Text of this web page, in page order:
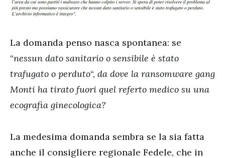
La domanda penso nasca spontanea: se
“nessun dato sanitario o sensibile è stato
trafugato o perduto“, da dove la ransomware gang
Monti ha tirato fuori quel referto medico su una
ecografia ginecologica?
La medesima domanda sembra se la sia fatta
anche il consigliere regionale Fedele, che in